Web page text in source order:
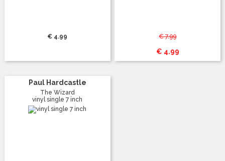
€ 4.99 € 7.99
€ 4.99
Paul Hardcastle
The Wizard
vinyl single 7 inch